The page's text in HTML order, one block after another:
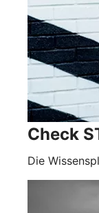
Check
Die